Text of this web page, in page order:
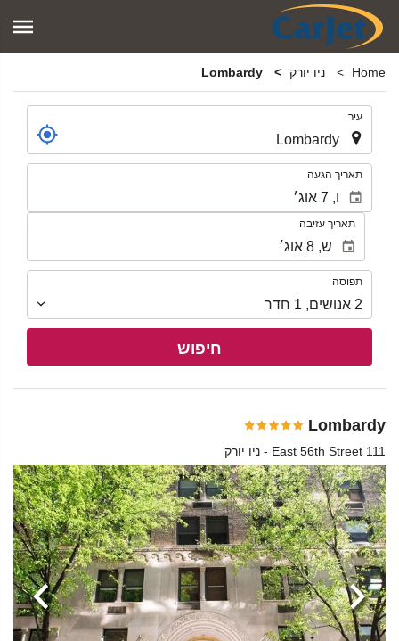
Home ניו יורק
עיר
תאריך הגעה
תאריך עזיבה
תפוסה
תפוסה
2 אנושים,
1 חדר
חיפוש
Lombardy
111 East 56th Street - ניו יורק
הקודמת הבא